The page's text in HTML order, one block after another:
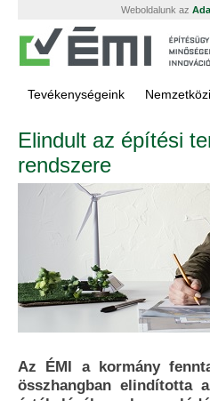
Weboldalunk az
Tevékenységeink Nemzetközi
Elindult az építési
rendszere
Az ÉMI a kormány
összhangban elindította